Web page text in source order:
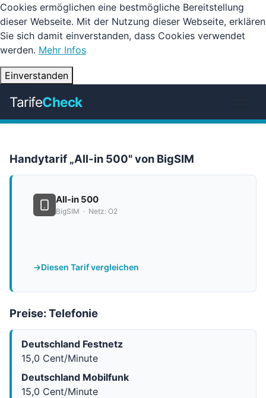
Cookies ermöglichen eine bestmögliche Bereitstellung
dieser Webseite. Mit der Nutzung dieser Webseite, erklären
Sie sich damit einverstanden, dass Cookies verwendet
werden. Mehr Infos
Einverstanden
TarifeCheck
Handytarif „All-in 500" von BigSIM
All-in 500
BigSIM · Netz: O2
Diesen Tarif vergleichen
Preise: Telefonie
Deutschland Festnetz
15,0 Cent/Minute
Deutschland Mobilfunk
15,0 Cent/Minute